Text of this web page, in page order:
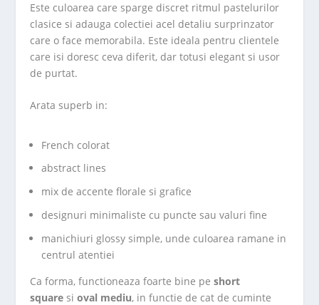
Este culoarea care sparge discret ritmul pastelurilor
clasice si adauga colectiei acel detaliu surprinzator
care o face memorabila. Este ideala pentru clientele
care isi doresc ceva diferit, dar totusi elegant si usor
de purtat.
Arata superb in:
French colorat
abstract lines
mix de accente florale si grafice
designuri minimaliste cu puncte sau valuri fine
manichiuri glossy simple, unde culoarea ramane in
centrul atentiei
Ca forma, functioneaza foarte bine peshort
square sioval mediu, in functie de cat de cuminte